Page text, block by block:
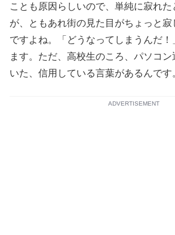
ことも原因らしいので、単純に寂れ
が、ともあれ街の見た目がちょっと
ですよね。「どうなってしまうんだ！
ます。ただ、高校生のころ、パソコ
いた、信用している言葉があるんです
ADVERTISEMENT